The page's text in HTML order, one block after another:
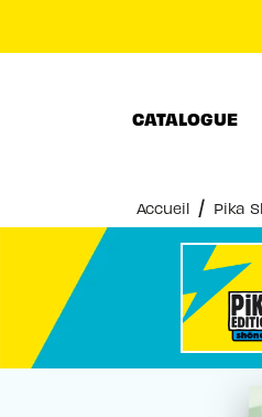
CATALOGUE
Accueil / Pika